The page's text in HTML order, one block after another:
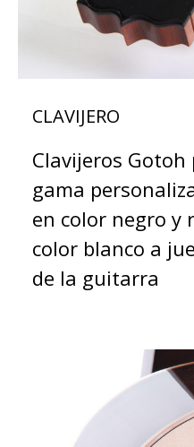
CLAVIJERO
Clavijeros
gama
en color negro y
color blanco a
de la guitarra